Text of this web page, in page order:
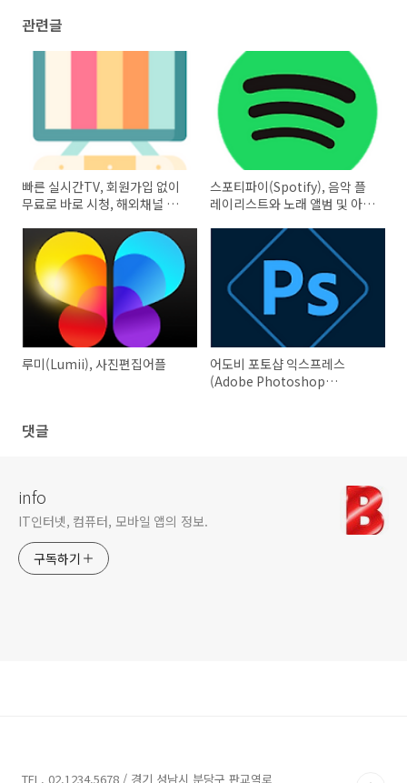
관련글
빠른 실시간TV, 회원가입 없이
무료로 바로 시청, 해외채널 포
스포티파이(Spotify), 음악 플
레이리스트와 노래 앨범 및 아티
루미(Lumii), 사진편집어플
어도비 포토샵 익스프레스
(Adobe Photoshop
댓글
info
IT인터넷, 컴퓨터, 모바일 앱의 정보.
구독하기
TEL. 02.1234.5678 / 경기 성남시 분당구 판교역로